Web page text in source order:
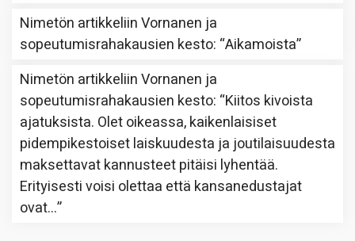
Nimetön artikkeliinVornanen ja
sopeutumisrahakausien kesto: “Aikamoista”
Nimetön artikkeliinVornanen ja
sopeutumisrahakausien kesto: “Kiitos kivoista
ajatuksista. Olet oikeassa, kaikenlaisiset
pidempikestoiset laiskuudesta ja joutilaisuudesta
maksettavat kannusteet pitäisi lyhentää.
Erityisesti voisi olettaa että kansanedustajat
ovat…”